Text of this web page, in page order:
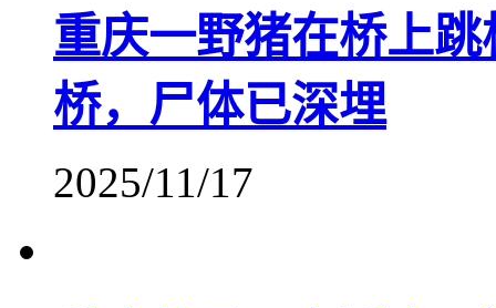
重庆一野猪在桥上
桥，尸体已深埋
2025/11/17